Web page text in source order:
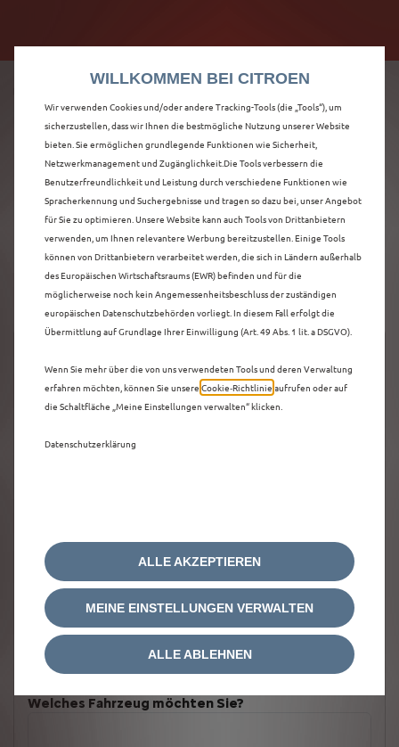
ENTDECKEN SIE ALLE
C5 X NEUWAGEN IN
WORMS
Welches Fahrzeug möchten Sie?
WILLKOMMEN BEI CITROEN
Wir verwenden Cookies und/oder andere Tracking-Tools (die „Tools“), um
sicherzustellen, dass wir Ihnen die bestmögliche Nutzung unserer Website
bieten. Sie ermöglichen grundlegende Funktionen wie Sicherheit,
Netzwerkmanagement und Zugänglichkeit.Die Tools verbessern die
Benutzerfreundlichkeit und Leistung durch verschiedene Funktionen wie
Spracherkennung und Suchergebnisse und tragen so dazu bei, unser Angebot
für Sie zu optimieren. Unsere Website kann auch Tools von Drittanbietern
verwenden, um Ihnen relevantere Werbung bereitzustellen. Einige Tools
können von Drittanbietern verarbeitet werden, die sich in Ländern außerhalb
des Europäischen Wirtschaftsraums (EWR) befinden und für die
möglicherweise noch kein Angemessenheitsbeschluss der zuständigen
europäischen Datenschutzbehörden vorliegt. In diesem Fall erfolgt die
Übermittlung auf Grundlage Ihrer Einwilligung (Art. 49 Abs. 1 lit. a DSGVO).
Wenn Sie mehr über die von uns verwendeten Tools und deren Verwaltung
erfahren möchten, können Sie unsere Cookie‑Richtlinie aufrufen oder auf
die Schaltfläche „Meine Einstellungen verwalten“ klicken.
Datenschutzerklärung
MEINE EINSTELLUNGEN VERWALTEN
ALLE AKZEPTIEREN
ALLE ABLEHNEN